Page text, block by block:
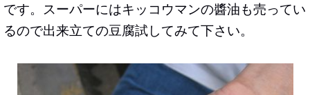
です。スーパーにはキッコウマンの醬油も売ってい
るので出来立ての豆腐試してみて下さい。